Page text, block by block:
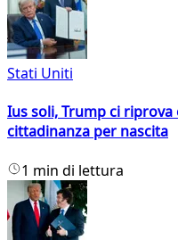
Stati Uniti
Ius soli, Trump ci
cittadinanza per nascita
1 min di lettura